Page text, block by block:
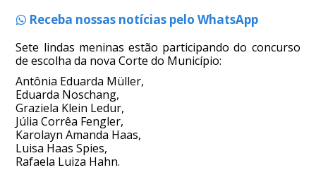
Receba nossas notícias pelo WhatsApp
Sete lindas meninas estão participando do concurso
de escolha da nova Corte do Município:
Antônia Eduarda Müller,
Eduarda Noschang,
Graziela Klein Ledur,
Júlia Corrêa Fengler,
Karolayn Amanda Haas,
Luisa Haas Spies,
Rafaela Luiza Hahn.